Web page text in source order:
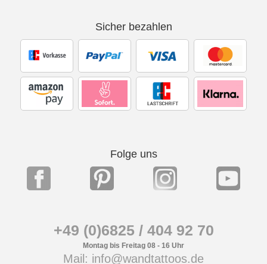
Sicher bezahlen
Folge uns
+49 (0)6825 / 404 92 70
Montag bis Freitag 08 - 16 Uhr
Mail: info@wandtattoos.de